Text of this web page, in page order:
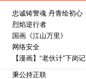
忠诚铸警魂 丹青绘初心
烈焰逆行者
国画《江山万里》
网络安全
【漫画】“老伙计”下岗记
秉公持正联